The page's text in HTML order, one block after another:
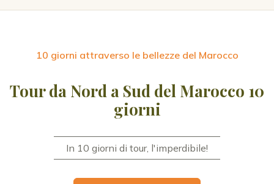
10 giorni attraverso le bellezze del Marocco
Tour da Nord a Sud del Marocco 10
giorni
In 10 giorni di tour, l'imperdibile!